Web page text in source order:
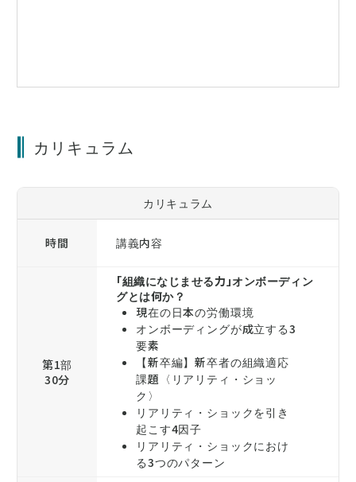
カリキュラム
カリキュラム
時間 講義内容
第1部
30分
「組織になじませる力」オンボーディン
グとは何か？
現在の日本の労働環境
オンボーディングが成立する3
要素
【新卒編】新卒者の組織適応
課題〈リアリティ・ショッ
ク〉
リアリティ・ショックを引き
起こす4因子
リアリティ・ショックにおけ
る3つのパターン